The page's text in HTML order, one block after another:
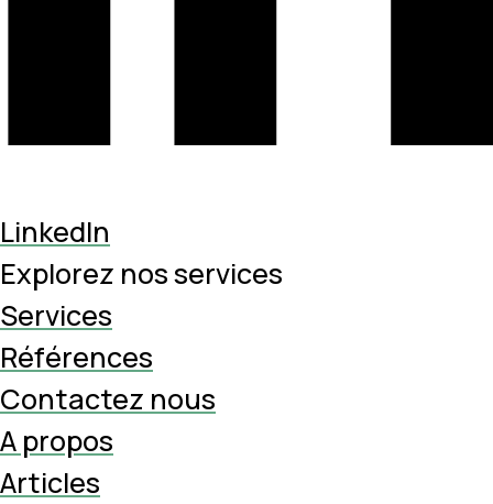
LinkedIn
Explorez nos services
Services
Références
Contactez nous
A propos
Articles